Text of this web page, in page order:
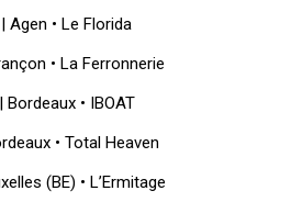
Agen • Le Florida
• La Ferronnerie
Bordeaux • IBOAT
• Total Heaven
(BE) • L’Ermitage